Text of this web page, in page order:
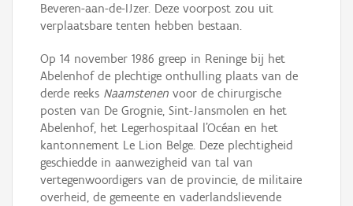
Beveren-aan-de-IJzer. Deze voorpost zou uit
verplaatsbare tenten hebben bestaan.
Op 14 november 1986 greep in Reninge bij het
Abelenhof de plechtige onthulling plaats van de
derde reeks Naamstenen voor de chirurgische
posten van De Grognie, Sint-Jansmolen en het
Abelenhof, het Legerhospitaal l'Océan en het
kantonnement Le Lion Belge. Deze plechtigheid
geschiedde in aanwezigheid van tal van
vertegenwoordigers van de provincie, de militaire
overheid, de gemeente en vaderlandslievende